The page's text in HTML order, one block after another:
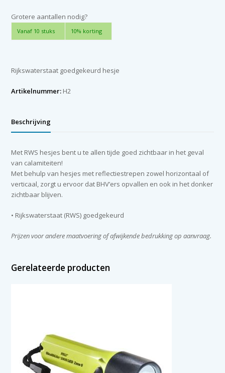
(maat
XL-
XXL)
Grotere aantallen nodig?
Vanaf 10 stuks 10% korting
Rijkswaterstaat goedgekeurd hesje
Artikelnummer: H2
Beschrijving
Met RWS hesjes bent u te allen tijde goed zichtbaar in het geval
van calamiteiten!
Met behulp van hesjes met reflectiestrepen zowel horizontaal of
verticaal, zorgt u ervoor dat BHV’ers opvallen en ook in het donker
zichtbaar blijven.
• Rijkswaterstaat (RWS) goedgekeurd
Prijzen voor andere maatvoering of afwijkende bedrukking op aanvraag.
Gerelateerde producten